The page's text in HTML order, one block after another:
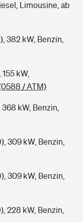
Limousine, ab
382 kW, Benzin,
kW,
/ ATM)
kW, Benzin,
309 kW, Benzin,
309 kW, Benzin,
228 kW, Benzin,